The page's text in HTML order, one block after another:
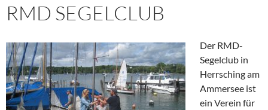
RMD SEGELCLUB
Der RMD-
Segelclub in
Herrsching am
Ammersee ist
ein Verein für